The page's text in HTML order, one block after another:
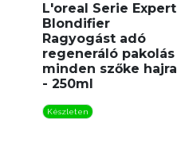
L'oreal Serie Expert
Blondifier
Ragyogást adó
regeneráló pakolás
minden szőke hajra
- 250ml
Készleten